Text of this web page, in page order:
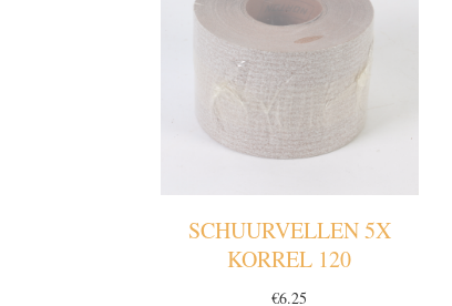
SCHUURVELLEN 5X
KORREL 120
€6.25